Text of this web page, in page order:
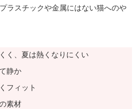
ラスチックや金属にはない猫へのや
く、夏は熱くなりにくい
静か
フィット
素材